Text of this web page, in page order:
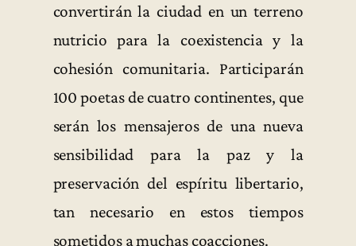
convertirán la ciudad en un terreno
nutricio para la coexistencia y la
cohesión comunitaria. Participarán
100 poetas de cuatro continentes, que
serán los mensajeros de una nueva
sensibilidad para la paz y la
preservación del espíritu libertario,
tan necesario en estos tiempos
sometidos a muchas coacciones.